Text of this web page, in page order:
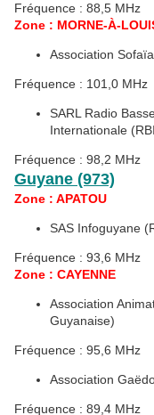
Fréquence : 88,5 MHz
Zone : MORNE-À-
Association
Fréquence : 101,0 MHz
SARL Radio
Internationale
Fréquence : 98,2 MHz
Guyane (973)
Zone : APATOU
SAS Infoguyane
Fréquence : 93,6 MHz
Zone : CAYENNE
Association
Guyanaise)
Fréquence : 95,6 MHz
Association
Fréquence : 89,4 MHz